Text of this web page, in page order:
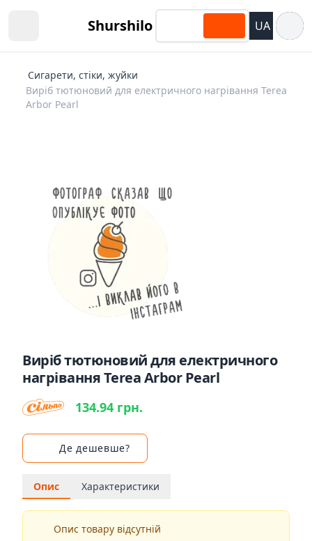
Shurshilo UA
Сигарети, стіки, жуйки
Виріб тютюновий для електричного нагрівання Terea
Arbor Pearl
Виріб тютюновий для електричного
нагрівання Terea Arbor Pearl
134.94 грн.
Де дешевше?
Опис Характеристики
Опис товару відсутній